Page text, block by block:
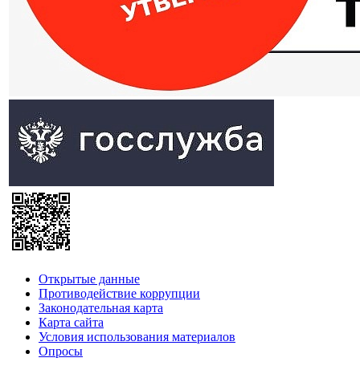
Открытые данные
Противодействие коррупции
Законодательная карта
Карта сайта
Условия использования материалов
Опросы